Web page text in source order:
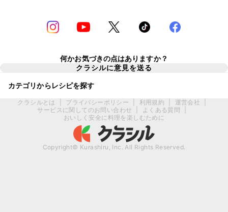
何かお気づきの点はありますか？
クラシルに意見を送る
カテゴリからレシピを探す
クラシルとは プライバシーポリシー 利用規約 運営会社
サービスに関してのお問い合わせ
よくある質問
おいしく安全に料理を楽しむために
Copyright© Kurashiru, Inc. All Rights Reserved.